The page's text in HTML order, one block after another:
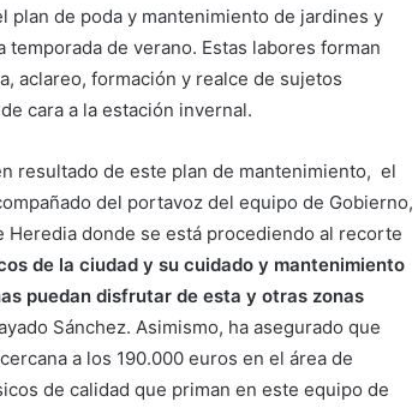
plan de poda y mantenimiento de jardines y
de verano. Estas labores forman
aclareo, formación y realce de sujetos
cara a la estación invernal.
resultado de este plan de mantenimiento, el
del portavoz del equipo de Gobierno,
Heredia donde se está procediendo al recorte
de la ciudad y su cuidado y mantenimiento
puedan disfrutar de esta y otras zonas
Sánchez. Asimismo, ha asegurado que
a los 190.000 euros en el área de
de calidad que priman en este equipo de